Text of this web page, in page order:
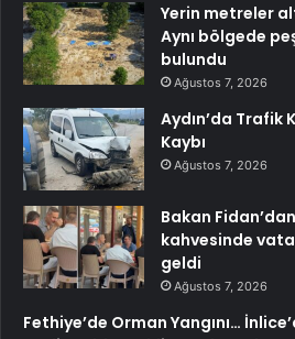
Yerin metreler
Aynı bölgede
bulundu
Ağustos 7, 2026
Aydın’da Trafik
Kaybı
Ağustos 7, 2026
Bakan
kahvesinde
geldi
Ağustos 7, 2026
Fethiye’de Orman Yangını…